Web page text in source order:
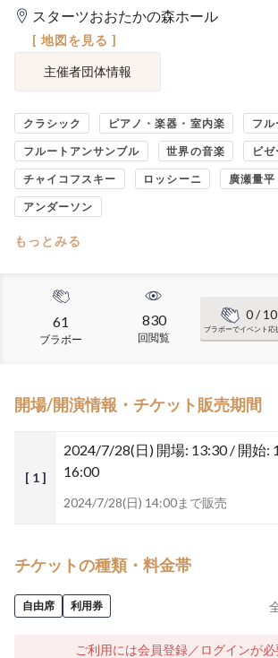
スターツおおたかの森ホール
[ 地図を見る ]
主催者団体情報
クラシック ピアノ・楽器・室内楽 フル
フルートアンサンブル 世界の音楽 ビゼ
チャイコフスキー ロッシーニ 廣瀬量平
アンダーソン
もっとみる
61
ブラボー
830
回閲覧
0/ 10
ブラボーでイベント応
開場/開演情報・チケット販売期間
[ 1 ]
2024/7/28(日) 開場: 13:30 / 開始:
16:00
2024/7/28(日) 14:00まで販売
チケットの種類・料金帯
自由席 利用券
ご利用には会員登録／ログインが必